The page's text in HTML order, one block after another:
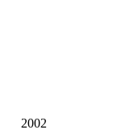
2002